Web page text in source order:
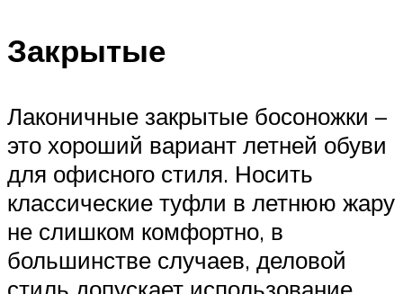
Закрытые
Лаконичные закрытые босоножки –
это хороший вариант летней обуви
для офисного стиля. Носить
классические туфли в летнюю жару
не слишком комфортно, в
большинстве случаев, деловой